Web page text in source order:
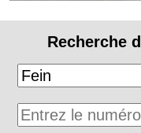
Recherche